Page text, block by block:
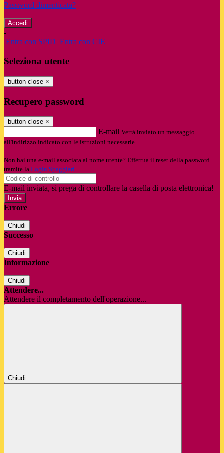
Password dimenticata?
-
Entra con SPID Entra con CIE
Seleziona utente
button close ×
Recupero password
button close ×
E-mail Verrà inviato un messaggio
all'indirizzo indicato con le istruzioni necessarie.
Non hai una e-mail associata al nome utente? Effettua il reset della password
tramite la Login Spaggiari
E-mail inviata, si prega di controllare la casella di posta elettronica!
Errore
Chiudi
Successo
Chiudi
Informazione
Chiudi
Attendere...
Attendere il completamento dell'operazione...
Chiudi